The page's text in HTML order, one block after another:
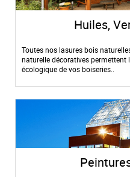
Huiles,
Toutes nos lasures bois
naturelle décoratives
écologique de vos boiseries..